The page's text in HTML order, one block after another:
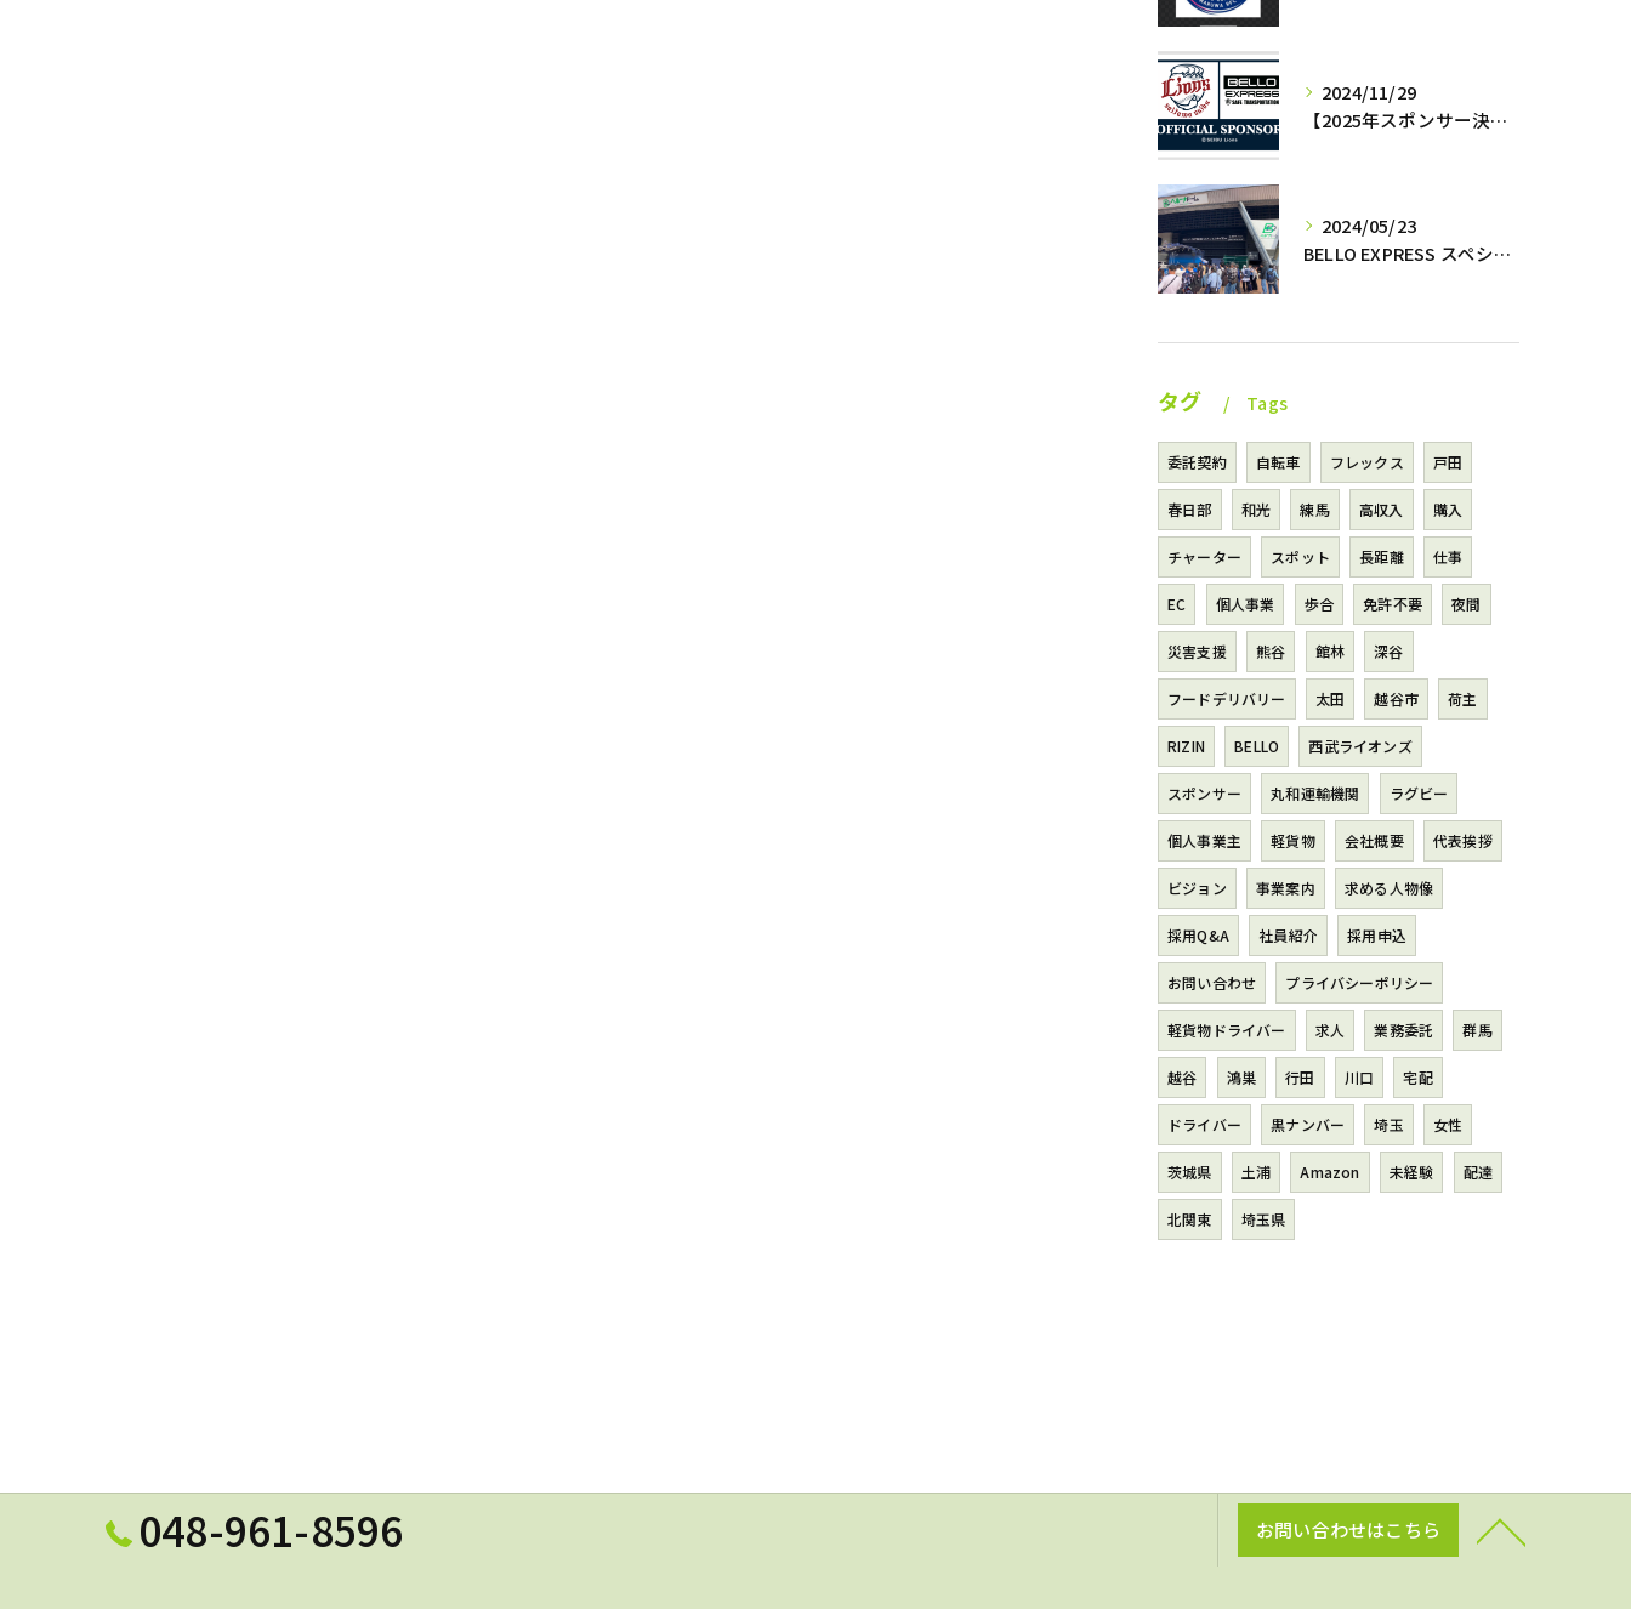
2024/11/29
【2025年スポンサー決定‼️】西武ライオンズ✖️株式会社BELLO
2024/05/23
BELLO EXPRESS スペシャルナイター開催⚾️
タグ Tags
委託契約 自転車 フレックス 戸田
春日部 和光 練馬 高収入 購入
チャーター スポット 長距離 仕事
EC 個人事業 歩合 免許不要 夜間
災害支援 熊谷 館林 深谷
フードデリバリー 太田 越谷市 荷主
RIZIN BELLO 西武ライオンズ
スポンサー 丸和運輸機関 ラグビー
個人事業主 軽貨物 会社概要 代表挨拶
ビジョン 事業案内 求める人物像
採用Q&A 社員紹介 採用申込
お問い合わせ プライバシーポリシー
軽貨物ドライバー 求人 業務委託 群馬
越谷 鴻巣 行田 川口 宅配
ドライバー 黒ナンバー 埼玉 女性
茨城県 土浦 Amazon 未経験 配達
北関東 埼玉県
048-961-8596 お問い合わせはこちら